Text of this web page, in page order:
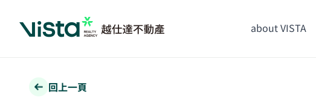
about VISTA
回上一頁